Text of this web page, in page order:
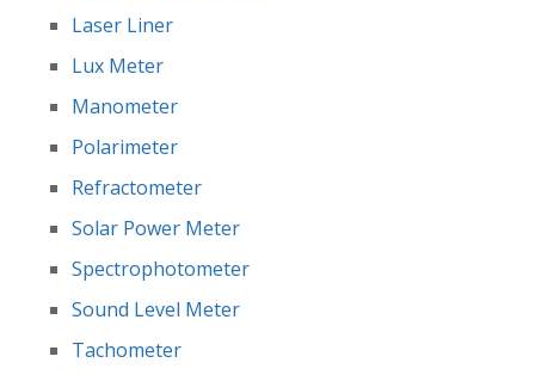
Laser Liner
Lux Meter
Manometer
Polarimeter
Refractometer
Solar Power Meter
Spectrophotometer
Sound Level Meter
Tachometer